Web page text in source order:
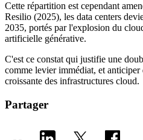
Cette répartition est cependant
Resilio (2025), les data centers
2035, portés par l'explosion du
artificielle générative.
C'est ce constat qui justifie une
comme levier immédiat, et
croissante des infrastructures cloud.
Partager